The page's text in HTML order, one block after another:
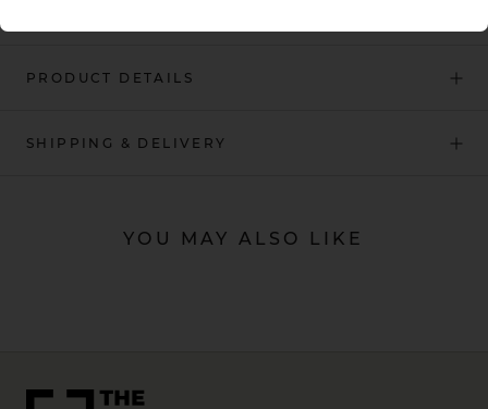
PRODUCT DETAILS
SHIPPING & DELIVERY
YOU MAY ALSO LIKE